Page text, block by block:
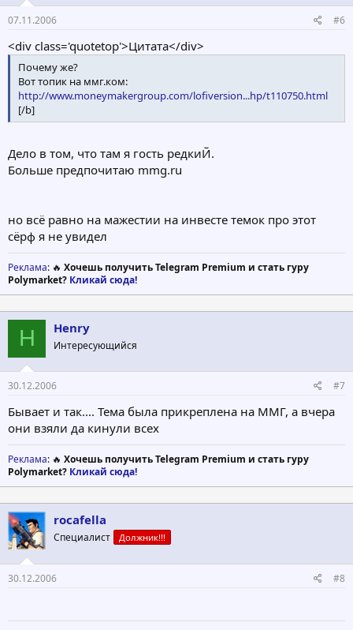
07.11.2006 #6
<div class='quotetop'>Цитата</div>
Почему же?
Вот топик на ммг.ком:
http://www.moneymakergroup.com/lofiversion...hp/t110750.html
[/b]
Дело в том, что там я гость редкиЙ.
Больше предпочитаю mmg.ru
но всё равно на мажестии на инвесте темок про этот
сёрф я не увидел
Реклама: 🔥 Хочешь получить Telegram Premium и стать гуру
Polymarket? Кликай сюда!
H Henry
Интересующийся
30.12.2006 #7
Бывает и так.... Тема была прикреплена на ММГ, а вчера
они взяли да кинули всех
Реклама: 🔥 Хочешь получить Telegram Premium и стать гуру
Polymarket? Кликай сюда!
rocafella
Специалист Должник!!!
30.12.2006 #8